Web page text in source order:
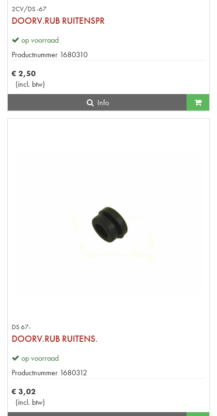
2CV/DS -67
DOORV.RUB RUITENSPR
op voorraad
Productnummer 1680310
€ 2,50
(incl. btw)
Info
DS 67-
DOORV.RUB RUITENS.
op voorraad
Productnummer 1680312
€ 3,02
(incl. btw)